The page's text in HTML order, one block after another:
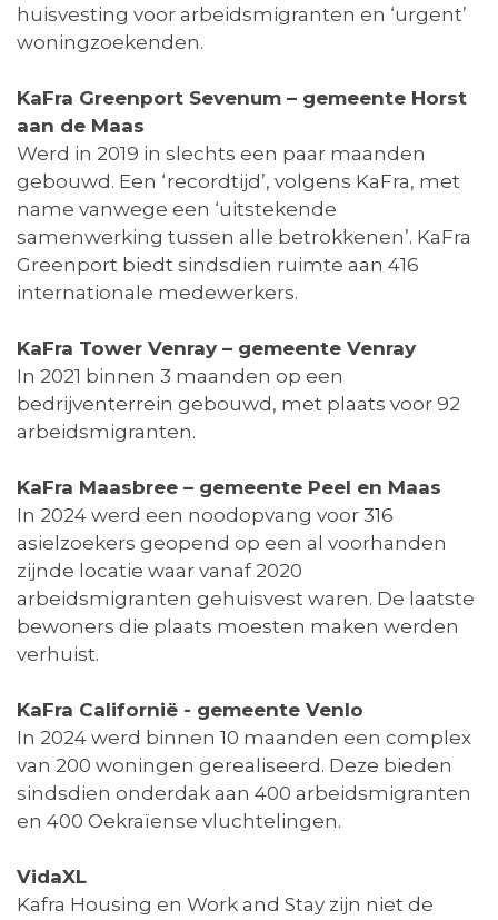
huisvesting voor arbeidsmigranten en ‘urgent’
woningzoekenden.
KaFra Greenport Sevenum – gemeente Horst
aan de Maas
Werd in 2019 in slechts een paar maanden
gebouwd. Een ‘recordtijd’, volgens KaFra, met
name vanwege een ‘uitstekende
samenwerking tussen alle betrokkenen’. KaFra
Greenport biedt sindsdien ruimte aan 416
internationale medewerkers.
KaFra Tower Venray – gemeente Venray
In 2021 binnen 3 maanden op een
bedrijventerrein gebouwd, met plaats voor 92
arbeidsmigranten.
KaFra Maasbree – gemeente Peel en Maas
In 2024 werd een noodopvang voor 316
asielzoekers geopend op een al voorhanden
zijnde locatie waar vanaf 2020
arbeidsmigranten gehuisvest waren. De laatste
bewoners die plaats moesten maken werden
verhuist.
KaFra Californië - gemeente Venlo
In 2024 werd binnen 10 maanden een complex
van 200 woningen gerealiseerd. Deze bieden
sindsdien onderdak aan 400 arbeidsmigranten
en 400 Oekraïense vluchtelingen.
VidaXL
Kafra Housing en Work and Stay zijn niet de